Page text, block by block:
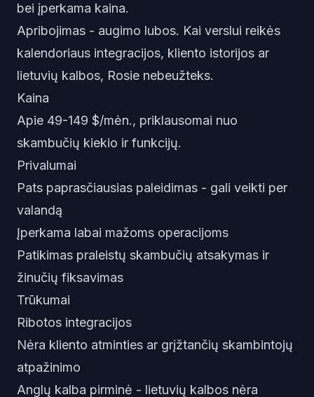
bei įperkama kaina.
Apribojimas - augimo lubos. Kai verslui reikės
kalendoriaus integracijos, kliento istorijos ar
lietuvių kalbos, Rosie nebeužteks.
Kaina
Apie 49-149 $/mėn., priklausomai nuo
skambučių kiekio ir funkcijų.
Privalumai
Pats paprasčiausias paleidimas - gali veikti per
valandą
Įperkama labai mažoms operacijoms
Patikimas praleistų skambučių atsakymas ir
žinučių fiksavimas
Trūkumai
Ribotos integracijos
Nėra kliento atminties ar grįžtančių skambintojų
atpažinimo
Anglų kalba pirminė - lietuvių kalbos nėra